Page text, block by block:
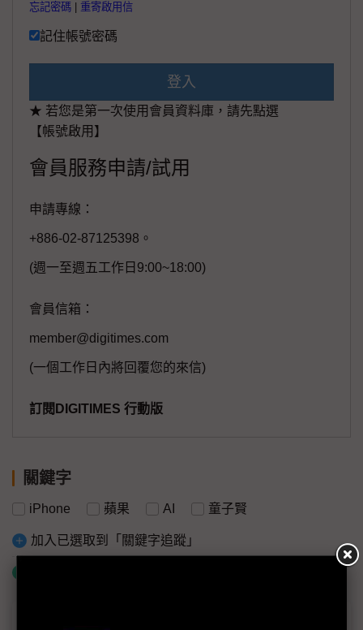
忘記密碼 重寄啟用信
記住帳號密碼
登入
★ 若您是第一次使用會員資料庫，請先點選
【帳號啟用】
會員服務申請/試用
申請專線：
+886-02-87125398。
(週一至週五工作日9:00~18:00)
會員信箱：
member@digitimes.com
(一個工作日內將回覆您的來信)
訂閱DIGITIMES 行動版
關鍵字
iPhone 蘋果 AI 童子賢
加入已選取到「關鍵字追蹤」